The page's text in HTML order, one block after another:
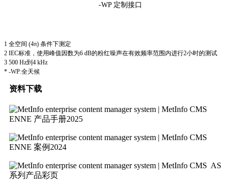
-WP 定制接口
1 全空间 (4π) 条件下测定
2 IEC标准，使用峰值因数为6 dB的粉红噪声在有效频率范围内进行2小时的测试
3 500 Hz到4 kHz
* -WP:全天候
资料下载
ENNE 产品手册2025
ENNE 案例2024
AS
系列产品彩页